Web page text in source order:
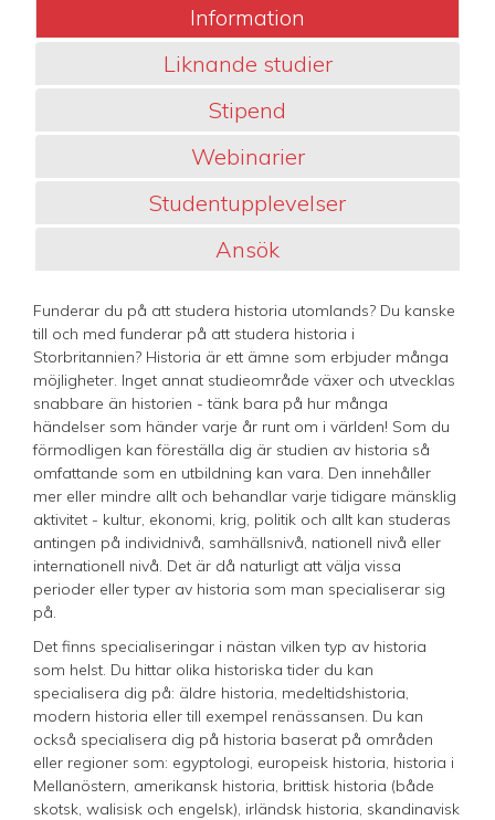
Information
Liknande studier
Stipend
Webinarier
Studentupplevelser
Ansök
Funderar du på att studera historia utomlands? Du kanske
till och med funderar på att studera historia i
Storbritannien? Historia är ett ämne som erbjuder många
möjligheter. Inget annat studieområde växer och utvecklas
snabbare än historien - tänk bara på hur många
händelser som händer varje år runt om i världen! Som du
förmodligen kan föreställa dig är studien av historia så
omfattande som en utbildning kan vara. Den innehåller
mer eller mindre allt och behandlar varje tidigare mänsklig
aktivitet - kultur, ekonomi, krig, politik och allt kan studeras
antingen på individnivå, samhällsnivå, nationell nivå eller
internationell nivå. Det är då naturligt att välja vissa
perioder eller typer av historia som man specialiserar sig
på.
Det finns specialiseringar i nästan vilken typ av historia
som helst. Du hittar olika historiska tider du kan
specialisera dig på: äldre historia, medeltidshistoria,
modern historia eller till exempel renässansen. Du kan
också specialisera dig på historia baserat på områden
eller regioner som: egyptologi, europeisk historia, historia i
Mellanöstern, amerikansk historia, brittisk historia (både
skotsk, walisisk och engelsk), irländsk historia, skandinavisk